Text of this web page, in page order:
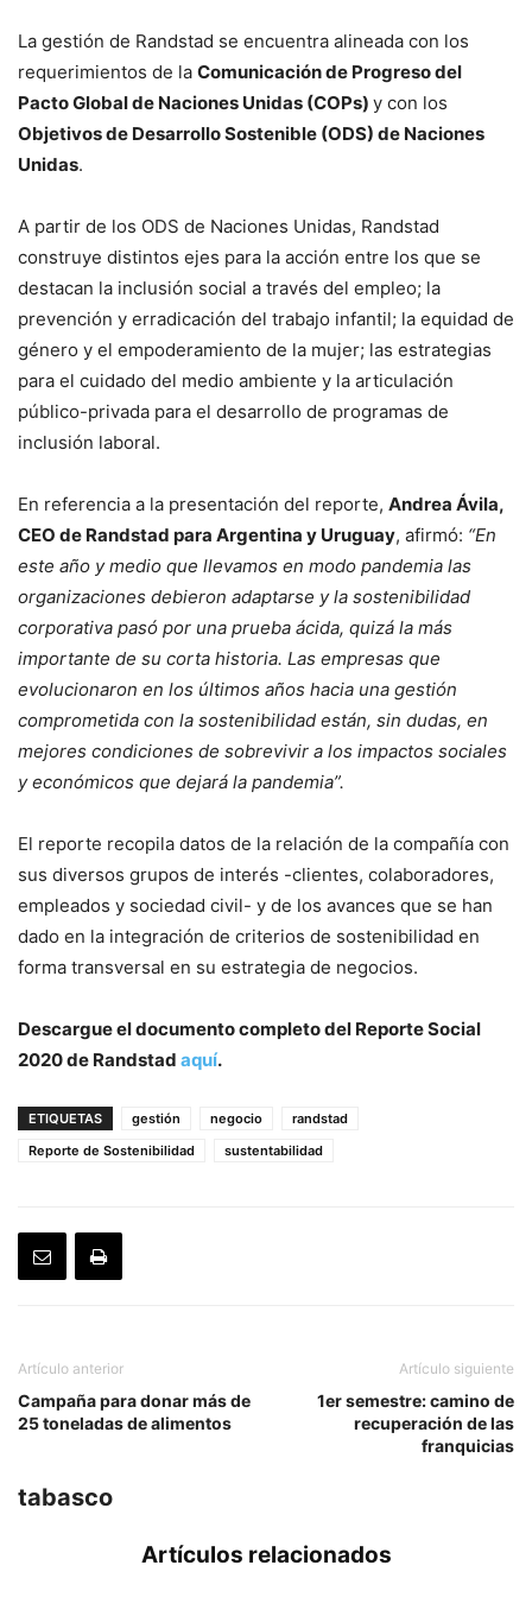
La gestión de Randstad se encuentra alineada con los
requerimientos de la Comunicación de Progreso del
Pacto Global de Naciones Unidas (COPs) y con los
Objetivos de Desarrollo Sostenible (ODS) de Naciones
Unidas.
A partir de los ODS de Naciones Unidas, Randstad
construye distintos ejes para la acción entre los que se
destacan la inclusión social a través del empleo; la
prevención y erradicación del trabajo infantil; la equidad de
género y el empoderamiento de la mujer; las estrategias
para el cuidado del medio ambiente y la articulación
público-privada para el desarrollo de programas de
inclusión laboral.
En referencia a la presentación del reporte, Andrea Ávila,
CEO de Randstad para Argentina y Uruguay, afirmó: “En
este año y medio que llevamos en modo pandemia las
organizaciones debieron adaptarse y la sostenibilidad
corporativa pasó por una prueba ácida, quizá la más
importante de su corta historia. Las empresas que
evolucionaron en los últimos años hacia una gestión
comprometida con la sostenibilidad están, sin dudas, en
mejores condiciones de sobrevivir a los impactos sociales
y económicos que dejará la pandemia”.
El reporte recopila datos de la relación de la compañía con
sus diversos grupos de interés -clientes, colaboradores,
empleados y sociedad civil- y de los avances que se han
dado en la integración de criterios de sostenibilidad en
forma transversal en su estrategia de negocios.
Descargue el documento completo del Reporte Social
2020 de Randstad aquí.
ETIQUETAS gestión negocio
randstad
Reporte de Sostenibilidad
sustentabilidad
Artículo anterior
Campaña para donar más de
25 toneladas de alimentos
Artículo siguiente
1er semestre: camino de
recuperación de las
franquicias
tabasco
Artículos relacionados